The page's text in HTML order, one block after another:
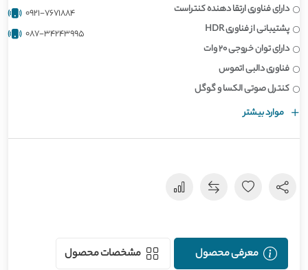
دارای فناوری ارتقا دهنده کنتراست
پشتیبانی از فناوری HDR
دارای توان خروجی 20 وات
فناوری دالبی اتموس
کنترل صوتی الکسا و گوگل
موارد بیشتر
0921-7671884
087-34243995
معرفی محصول مشخصات محصول